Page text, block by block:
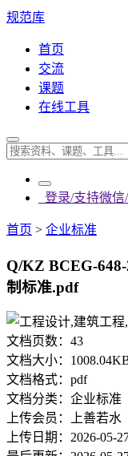
规范库
首页
交流
课题
在线工具
登录/支持微信
首页 > 企业标准
Q/KZ BCEG-
制标准.pdf
文档页数： 43
文档大小：
文档格式： pdf
文档分类： 企业标准
上传会员： 上善若水
上传日期： 2026-05-